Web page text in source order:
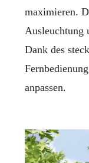
maximieren.
Ausleuchtung
Dank des
anpassen.